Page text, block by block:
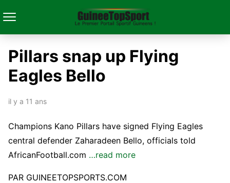
Pillars snap up Flying
Eagles Bello
il y a 11 ans
Champions Kano Pillars have signed Flying Eagles
central defender Zaharadeen Bello, officials told
AfricanFootball.com …read more
PAR GUINEETOPSPORTS.COM